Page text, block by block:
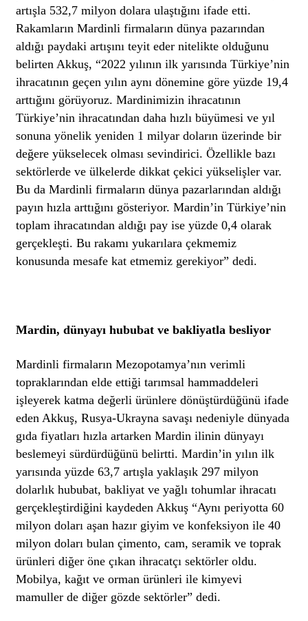
artışla 532,7 milyon dolara ulaştığını ifade etti.
Rakamların Mardinli firmaların dünya pazarından
aldığı paydaki artışını teyit eder nitelikte olduğunu
belirten Akkuş, “2022 yılının ilk yarısında Türkiye’nin
ihracatının geçen yılın aynı dönemine göre yüzde 19,4
arttığını görüyoruz. Mardinimizin ihracatının
Türkiye’nin ihracatından daha hızlı büyümesi ve yıl
sonuna yönelik yeniden 1 milyar doların üzerinde bir
değere yükselecek olması sevindirici. Özellikle bazı
sektörlerde ve ülkelerde dikkat çekici yükselişler var.
Bu da Mardinli firmaların dünya pazarlarından aldığı
payın hızla arttığını gösteriyor. Mardin’in Türkiye’nin
toplam ihracatından aldığı pay ise yüzde 0,4 olarak
gerçekleşti. Bu rakamı yukarılara çekmemiz
konusunda mesafe kat etmemiz gerekiyor” dedi.
Mardin, dünyayı hububat ve bakliyatla besliyor
Mardinli firmaların Mezopotamya’nın verimli
topraklarından elde ettiği tarımsal hammaddeleri
işleyerek katma değerli ürünlere dönüştürdüğünü ifade
eden Akkuş, Rusya-Ukrayna savaşı nedeniyle dünyada
gıda fiyatları hızla artarken Mardin ilinin dünyayı
beslemeyi sürdürdüğünü belirtti. Mardin’in yılın ilk
yarısında yüzde 63,7 artışla yaklaşık 297 milyon
dolarlık hububat, bakliyat ve yağlı tohumlar ihracatı
gerçekleştirdiğini kaydeden Akkuş “Aynı periyotta 60
milyon doları aşan hazır giyim ve konfeksiyon ile 40
milyon doları bulan çimento, cam, seramik ve toprak
ürünleri diğer öne çıkan ihracatçı sektörler oldu.
Mobilya, kağıt ve orman ürünleri ile kimyevi
mamuller de diğer gözde sektörler” dedi.